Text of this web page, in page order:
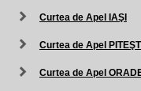
Curtea de Apel IAŞI
Curtea de Apel PITEŞTI
Curtea de Apel